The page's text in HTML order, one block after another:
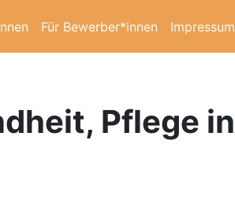
Für Bewerber*innen Impressum
Pflege in